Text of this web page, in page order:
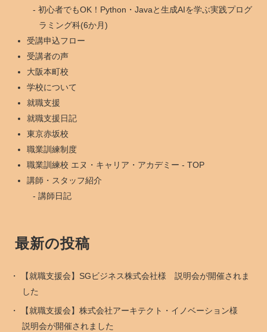
初心者でもOK！Python・Javaと生成AIを学ぶ実践プログ
ラミング科(6か月)
受講申込フロー
受講者の声
大阪本町校
学校について
就職支援
就職支援日記
東京赤坂校
職業訓練制度
職業訓練校 エヌ・キャリア・アカデミー - TOP
講師・スタッフ紹介
講師日記
最新の投稿
【就職支援会】SGビジネス株式会社様 説明会が開催されま
した
【就職支援会】株式会社アーキテクト・イノベーション様
説明会が開催されました